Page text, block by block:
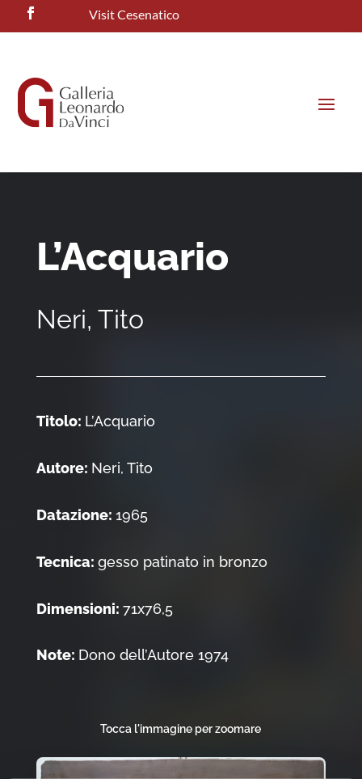
Visit Cesenatico
L’Acquario
Neri, Tito
Titolo: L’Acquario
Autore: Neri, Tito
Datazione: 1965
Tecnica: gesso patinato in bronzo
Dimensioni: 71x76,5
Note: Dono dell’Autore 1974
Tocca l'immagine per zoomare